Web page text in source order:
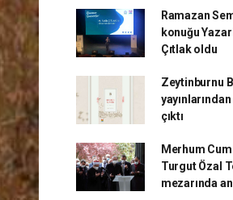
Ramazan
konuğu
Çıtlak oldu
Zeytinburnu
çıktı
Merhum
Turgut Özal
mezarında